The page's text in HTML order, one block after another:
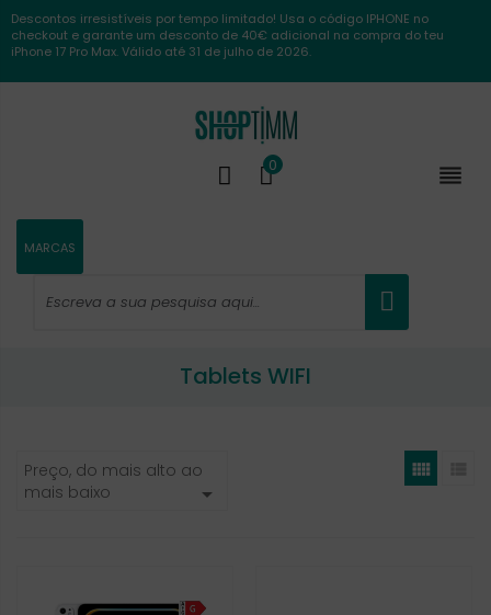
Descontos irresistíveis por tempo limitado! Usa o código IPHONE no
checkout e garante um desconto de 40€ adicional na compra do teu
iPhone 17 Pro Max. Válido até 31 de julho de 2026.

0
MARCAS
Tablets WIFI

Preço, do mais alto ao
mais baixo
